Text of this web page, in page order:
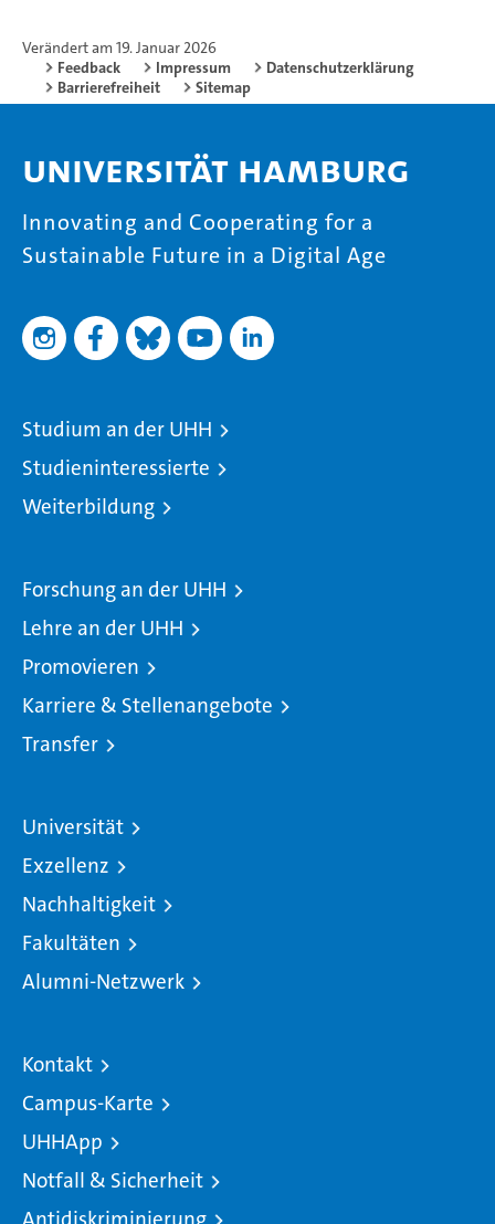
Verändert am 19. Januar 2026
Feedback
Impressum
Datenschutzerklärung
Barrierefreiheit
Sitemap
Universität Hamburg
Innovating and Cooperating for a
Sustainable Future in a Digital Age
Studium an der UHH
Studieninteressierte
Weiterbildung
Forschung an der UHH
Lehre an der UHH
Promovieren
Karriere & Stellenangebote
Transfer
Universität
Exzellenz
Nachhaltigkeit
Fakultäten
Alumni-Netzwerk
Kontakt
Campus-Karte
UHHApp
Notfall & Sicherheit